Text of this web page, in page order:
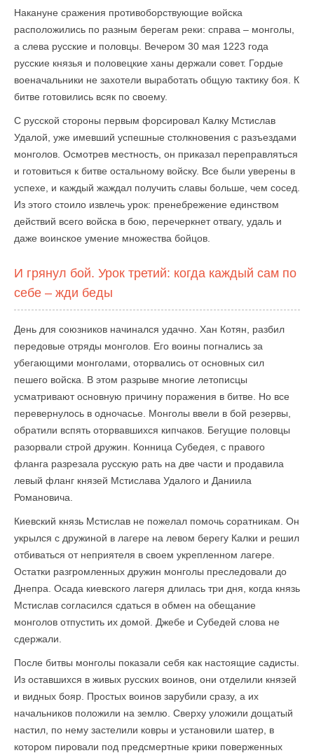
Накануне сражения противоборствующие войска
расположились по разным берегам реки: справа – монголы,
а слева русские и половцы. Вечером 30 мая 1223 года
русские князья и половецкие ханы держали совет. Гордые
военачальники не захотели выработать общую тактику боя. К
битве готовились всяк по своему.
С русской стороны первым форсировал Калку Мстислав
Удалой, уже имевший успешные столкновения с разъездами
монголов. Осмотрев местность, он приказал переправляться
и готовиться к битве остальному войску. Все были уверены в
успехе, и каждый жаждал получить славы больше, чем сосед.
Из этого стоило извлечь урок: пренебрежение единством
действий всего войска в бою, перечеркнет отвагу, удаль и
даже воинское умение множества бойцов.
И грянул бой. Урок третий: когда каждый сам по
себе – жди беды
День для союзников начинался удачно. Хан Котян, разбил
передовые отряды монголов. Его воины погнались за
убегающими монголами, оторвались от основных сил
пешего войска. В этом разрыве многие летописцы
усматривают основную причину поражения в битве. Но все
перевернулось в одночасье. Монголы ввели в бой резервы,
обратили вспять оторвавшихся кипчаков. Бегущие половцы
разорвали строй дружин. Конница Субедея, с правого
фланга разрезала русскую рать на две части и продавила
левый фланг князей Мстислава Удалого и Даниила
Романовича.
Киевский князь Мстислав не пожелал помочь соратникам. Он
укрылся с дружиной в лагере на левом берегу Калки и решил
отбиваться от неприятеля в своем укрепленном лагере.
Остатки разгромленных дружин монголы преследовали до
Днепра. Осада киевского лагеря длилась три дня, когда князь
Мстислав согласился сдаться в обмен на обещание
монголов отпустить их домой. Джебе и Субедей слова не
сдержали.
После битвы монголы показали себя как настоящие садисты.
Из оставшихся в живых русских воинов, они отделили князей
и видных бояр. Простых воинов зарубили сразу, а их
начальников положили на землю. Сверху уложили дощатый
настил, по нему застелили ковры и установили шатер, в
котором пировали под предсмертные крики поверженных